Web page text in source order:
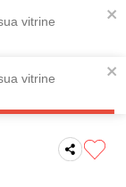
vitrine
vitrine
REGULAMENTO
seu CEP